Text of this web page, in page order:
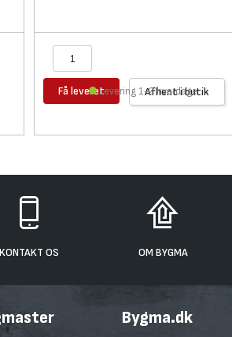
Få leveret Afhent i butik
Levering 1-2 hverdage
KONTAKT OS OM BYGMA
Bygma.dk